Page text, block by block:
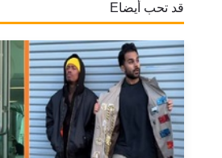
قد تحب أيضاE